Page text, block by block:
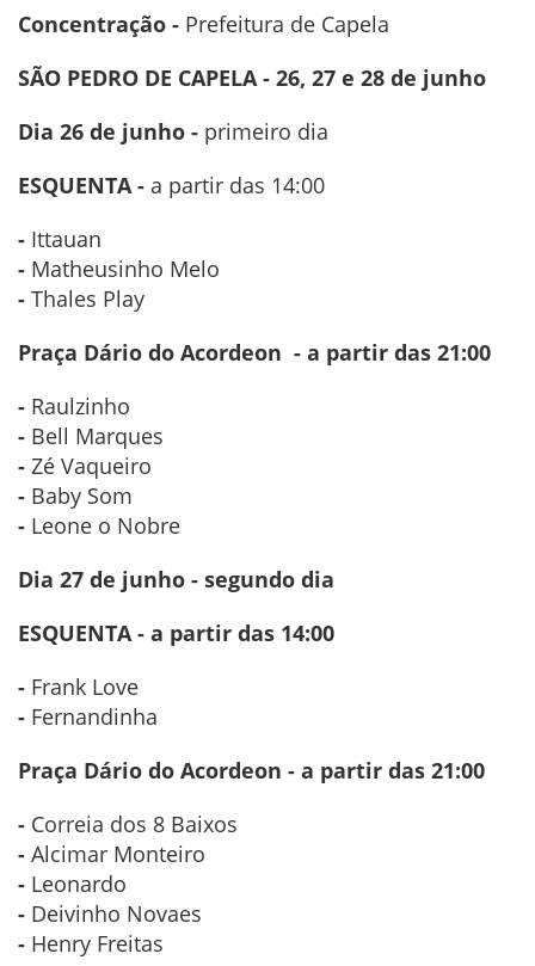
Concentração - Prefeitura de Capela
SÃO PEDRO DE CAPELA - 26, 27 e 28 de junho
Dia 26 de junho - primeiro dia
ESQUENTA - a partir das 14:00
- Ittauan
- Matheusinho Melo
- Thales Play
Praça Dário do Acordeon - a partir das 21:00
- Raulzinho
- Bell Marques
- Zé Vaqueiro
- Baby Som
- Leone o Nobre
Dia 27 de junho - segundo dia
ESQUENTA - a partir das 14:00
- Frank Love
- Fernandinha
Praça Dário do Acordeon - a partir das 21:00
- Correia dos 8 Baixos
- Alcimar Monteiro
- Leonardo
- Deivinho Novaes
- Henry Freitas